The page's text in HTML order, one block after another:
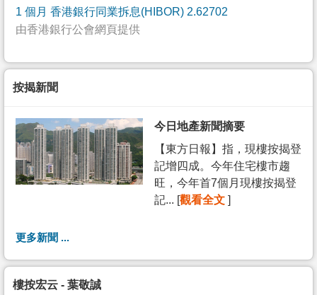
1 個月 香港銀行同業拆息(HIBOR) 2.62702
由香港銀行公會網頁提供
按揭新聞
今日地產新聞摘要
【東方日報】指，現樓按揭登
記增四成。今年住宅樓市趨
旺，今年首7個月現樓按揭登
記... [觀看全文 ]
更多新聞 ...
樓按宏云 - 葉敬誠